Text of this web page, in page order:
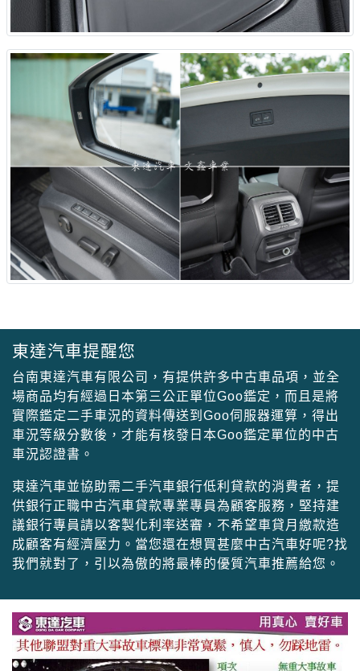
東達汽車提醒您
台南東達汽車有限公司，有提供許多中古車品項，並全
場商品均有經過日本第三公正單位Goo鑑定，而且是將
實際鑑定二手車況的資料傳送到Goo伺服器運算，得出
車況等級分數後，才能有核發日本Goo鑑定單位的中古
車況認證書。
東達汽車並協助需二手汽車銀行低利貸款的消費者，提
供銀行正職中古汽車貸款專業專員為顧客服務，堅持建
議銀行專員請以客製化利率送審，不希望車貸月繳款造
成顧客有經濟壓力。當您還在想買甚麼中古汽車好呢?找
我們就對了，引以為傲的將最棒的優質汽車推薦給您。